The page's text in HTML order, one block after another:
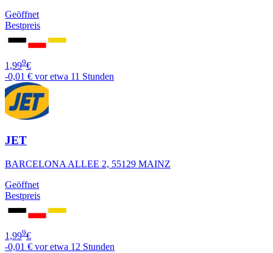
Geöffnet
Bestpreis
1,999€
-0,01 € vor etwa 11 Stunden
JET
BARCELONA ALLEE 2, 55129 MAINZ
Geöffnet
Bestpreis
1,999€
-0,01 € vor etwa 12 Stunden